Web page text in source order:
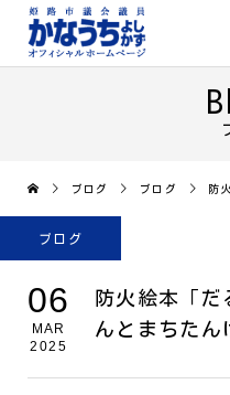
ブログ ブログ 防火
ブログ
06
MAR
2025
防火絵本「
んとまちたん